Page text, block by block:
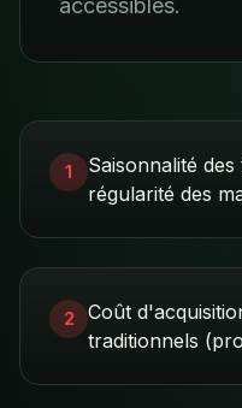
accessibles.
1
Saisonnalité
régularité des
2
Coût
traditionnels